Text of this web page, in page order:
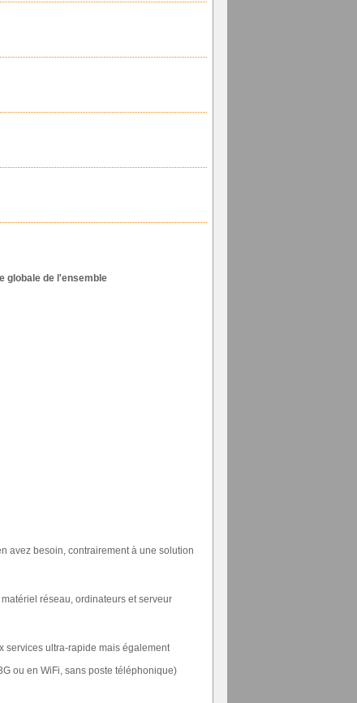
globale de l'ensemble
avez besoin, contrairement à une solution
réseau, ordinateurs et serveur
services ultra-rapide mais également
ou en WiFi, sans poste téléphonique)